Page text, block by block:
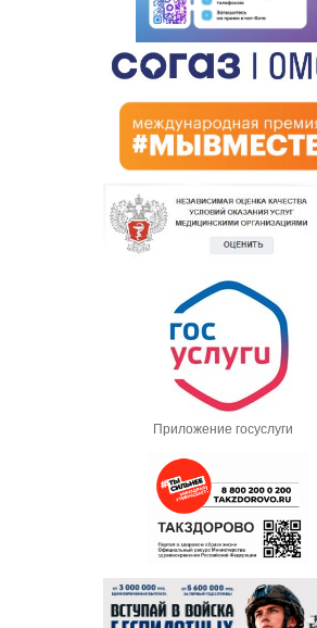
Приложение госуслуги